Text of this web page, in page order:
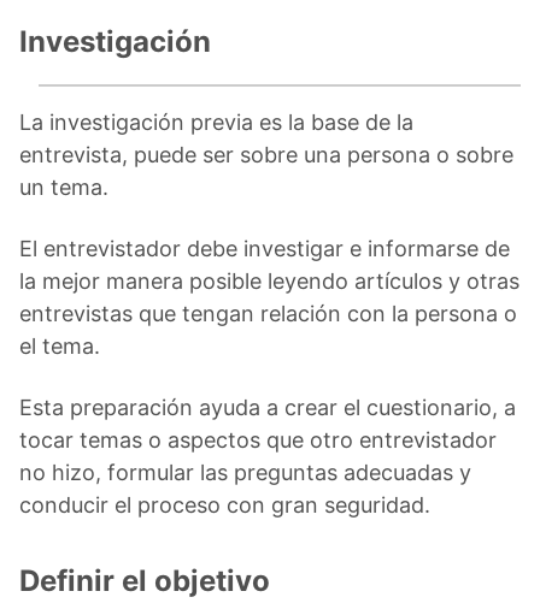
Investigación
La investigación previa es la base de la
entrevista, puede ser sobre una persona o sobre
un tema.
El entrevistador debe investigar e informarse de
la mejor manera posible leyendo artículos y otras
entrevistas que tengan relación con la persona o
el tema.
Esta preparación ayuda a crear el cuestionario, a
tocar temas o aspectos que otro entrevistador
no hizo, formular las preguntas adecuadas y
conducir el proceso con gran seguridad.
Definir el objetivo